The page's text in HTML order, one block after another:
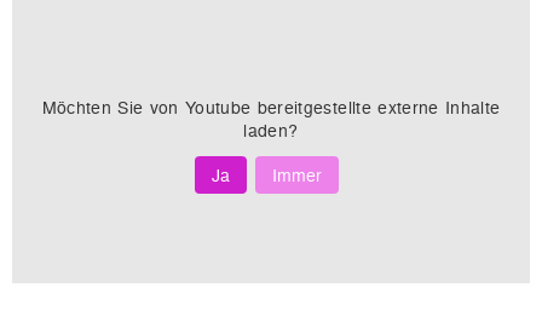
Möchten Sie von Youtube bereitgestellte externe Inhalte
laden?
Ja
Immer